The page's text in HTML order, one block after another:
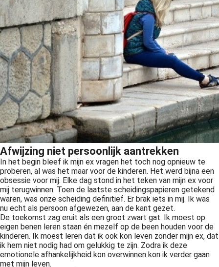
Afwijzing niet persoonlijk aantrekken
In het begin bleef ik mijn ex vragen het toch nog opnieuw te
proberen, al was het maar voor de kinderen. Het werd bijna een
obsessie voor mij. Elke dag stond in het teken van mijn ex voor
mij terugwinnen. Toen de laatste scheidingspapieren getekend
waren, was onze scheiding definitief. Er brak iets in mij. Ik was
nu echt als persoon afgewezen, aan de kant gezet.
De toekomst zag eruit als een groot zwart gat. Ik moest op
eigen benen leren staan én mezelf op de been houden voor de
kinderen. Ik moest leren dat ik ook kon leven zonder mijn ex, dat
ik hem niet nodig had om gelukkig te zijn. Zodra ik deze
emotionele afhankelijkheid kon overwinnen kon ik verder gaan
met mijn leven.